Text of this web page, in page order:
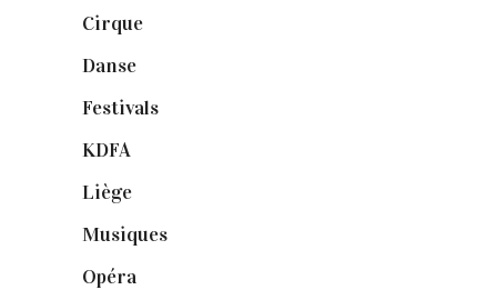
Cirque
Danse
Festivals
KDFA
Liège
Musiques
Opéra